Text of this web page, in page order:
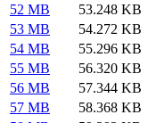
52 MB
53.248 KB
53 MB
54.272 KB
54 MB
55.296 KB
55 MB
56.320 KB
56 MB
57.344 KB
57 MB
58.368 KB